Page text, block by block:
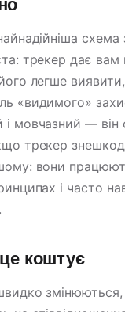
схема
трекер дає
легше
«видимого»
і мовчазний — він
трекер
вони
і часто
коштує